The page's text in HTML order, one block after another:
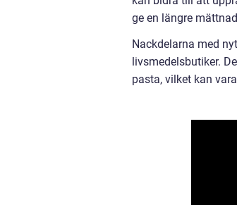
ge en längre
Nackdelarna med
livsmedelsbutiker.
pasta, vilket kan